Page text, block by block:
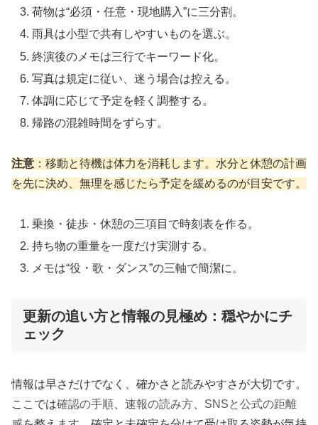
荷物は“必須・任意・現地購入”に三分割。
雨具は小型で共有しやすいものを選ぶ。
終演後のメモは三行でキーワード化。
写真は規定に従い、迷う場合は控える。
体調に応じて予定を軽く調整する。
帰路の混雑時間をずらす。
注意 ：移動と待機は体力を消耗します。水分と休憩の計画
を先に決め、無理を感じたら予定を緩めるのが目安です。
乗換・徒歩・休憩の三項目で時刻表を作る。
持ち物の重量を一度だけ実測する。
メモは“役・歌・ダンス”の三軸で簡潔に。
更新の追い方と情報の見極め：穏やかにチ
ェック
情報は早さだけでなく、確かさと読みやすさが大切です。
ここでは確認の手順 速報の読み方
SNSと公式の距離